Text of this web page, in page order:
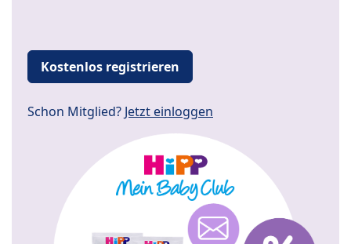
Kostenlos registrieren
Schon Mitglied? Jetzt einloggen